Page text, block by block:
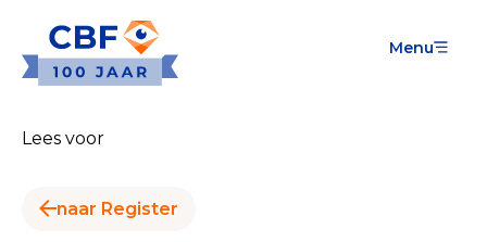
Menu
Goede Doelen
CBF-Erkenning aanvragen
Lees voor
naar Register